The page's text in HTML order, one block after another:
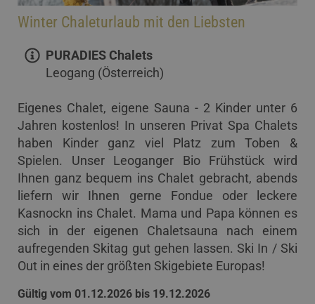
Winter Chaleturlaub mit den Liebsten
PURADIES Chalets
Leogang (Österreich)
Eigenes Chalet, eigene Sauna - 2 Kinder unter 6
Jahren kostenlos! In unseren Privat Spa Chalets
haben Kinder ganz viel Platz zum Toben &
Spielen. Unser Leoganger Bio Frühstück wird
Ihnen ganz bequem ins Chalet gebracht, abends
liefern wir Ihnen gerne Fondue oder leckere
Kasnockn ins Chalet. Mama und Papa können es
sich in der eigenen Chaletsauna nach einem
aufregenden Skitag gut gehen lassen. Ski In / Ski
Out in eines der größten Skigebiete Europas!
Gültig vom 01.12.2026 bis 19.12.2026